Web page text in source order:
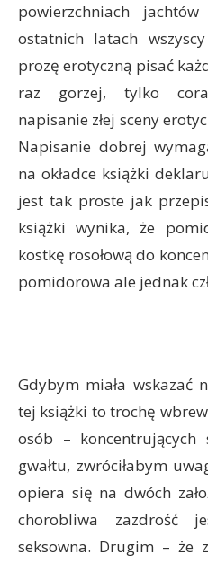
powierzchniach
ostatnich latach
prozę erotyczną pisać
raz gorzej, tylko
napisanie złej sceny
Napisanie dobrej
na okładce książki
jest tak proste jak
książki wynika, że
kostkę rosołową do
pomidorowa ale jednak
Gdybym miała wskazać
tej książki to trochę
osób – koncentrujących
gwałtu, zwróciłabym
opiera się na dwóch
chorobliwa zazdrość
seksowna. Drugim – że